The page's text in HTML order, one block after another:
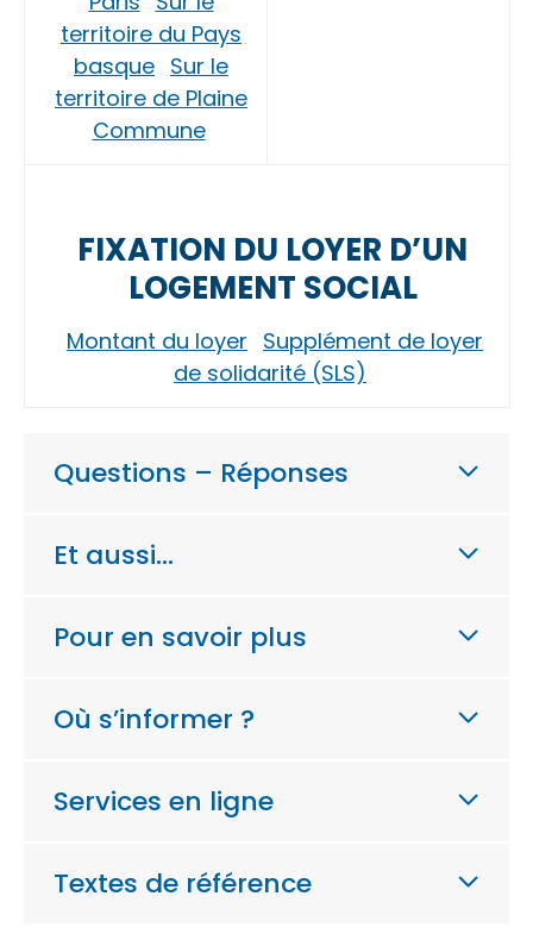
territoire du Pays
basque Sur le
territoire de Plaine
Commune
FIXATION DU LOYER D’UN
LOGEMENT SOCIAL
Montant du loyer Supplément de loyer
de solidarité (SLS)
Questions – Réponses
Et aussi…
Pour en savoir plus
Où s’informer ?
Services en ligne
Textes de référence